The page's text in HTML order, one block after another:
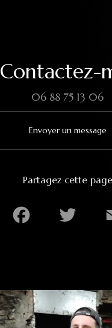
Contactez-
06 88 75 13 06
Envoyer un message
Partagez cette page